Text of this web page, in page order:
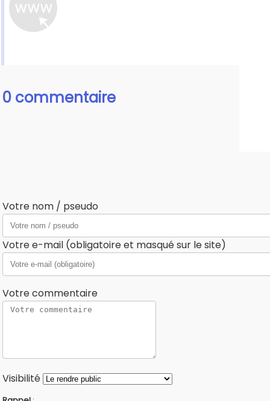
0 commentaire
Votre nom / pseudo
Votre e-mail (obligatoire et masqué sur le site)
Votre commentaire
Visibilité